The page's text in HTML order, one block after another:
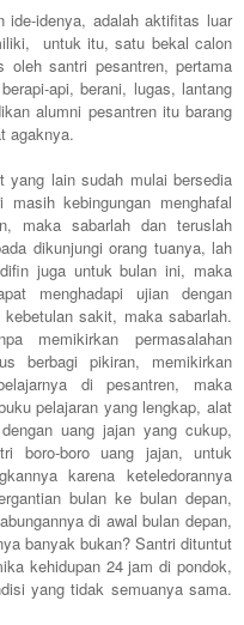
ide-idenya, adalah aktifitas luar
untuk itu, satu bekal calon
oleh santri pesantren, pertama
api, berani, lugas, lantang
alumni pesantren itu barang
agaknya.
yang lain sudah mulai bersedia
kebingungan menghafal
maka sabarlah dan teruslah
dikunjungi orang tuanya, lah
juga untuk bulan ini, maka
menghadapi ujian dengan
sakit, maka sabarlah.
memikirkan permasalahan
berbagi pikiran, memikirkan
di pesantren, maka
pelajaran yang lengkap, alat
uang jajan yang cukup,
boro-boro uang jajan, untuk
karena keteledorannya
bulan ke bulan depan,
di awal bulan depan,
banyak bukan? Santri dituntut
kehidupan 24 jam di pondok,
yang tidak semuanya sama.